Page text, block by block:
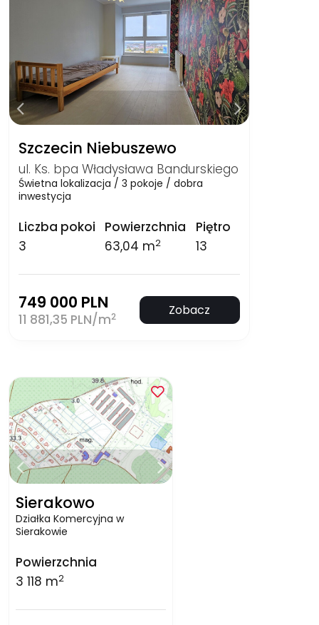
Szczecin Niebuszewo
ul. Ks. bpa Władysława Bandurskiego
Świetna lokalizacja / 3 pokoje / dobra
inwestycja
Liczba pokoi
3
Powierzchnia
63,04 m2
Piętro
13
749 000 PLN
11 881,35 PLN/m2 Zobacz
Sierakowo
Działka Komercyjna w
Sierakowie
Powierzchnia
3 118 m2